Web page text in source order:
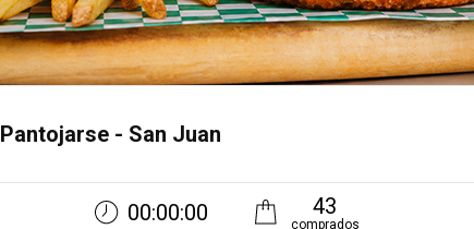
Pantojarse - San Juan
00:00:00 43
comprados